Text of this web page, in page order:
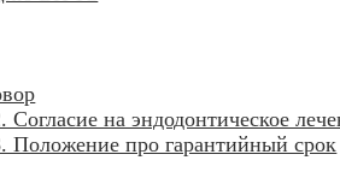
на эндодонтическое
про гарантийный срок